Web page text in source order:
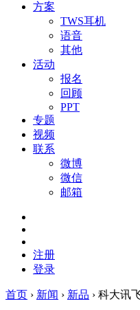
方案
TWS耳机
语音
其他
活动
报名
回顾
PPT
专题
视频
联系
微博
微信
邮箱
注册
登录
首页 › 新闻 › 新品 › 科大讯